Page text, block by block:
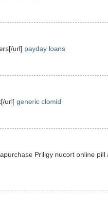
url] payday loans
url] generic clomid
Priligy nucort online pill